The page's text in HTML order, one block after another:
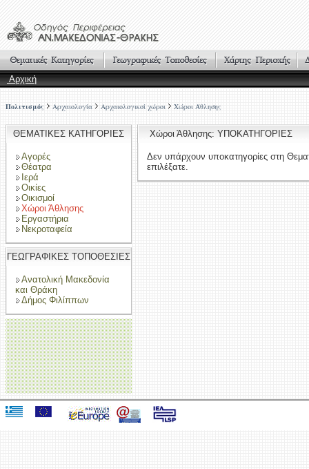
Αρχική
Πολιτισμός Αρχαιολογία Αρχαιολογικοί χώροι Χώροι Άθλησης
ΘΕΜΑΤΙΚΕΣ ΚΑΤΗΓΟΡΙΕΣ
Αγορές
Θέατρα
Ιερά
Οικίες
Οικισμοί
Χώροι Άθλησης
Εργαστήρια
Νεκροταφεία
ΓΕΩΓΡΑΦΙΚΕΣ ΤΟΠΟΘΕΣΙΕΣ
Ανατολική Μακεδονία
και Θράκη
Δήμος Φιλίππων
Χώροι Άθλησης: ΥΠΟΚΑΤΗΓΟΡΙΕΣ
Δεν υπάρχουν υποκατηγορίες στη
επιλέξατε.